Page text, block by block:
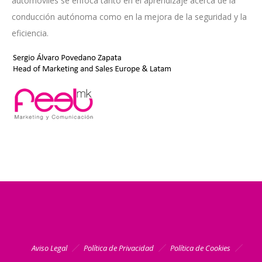
conducción autónoma como en la mejora de la seguridad y la
eficiencia.
Aviso Legal Política de Privacidad
Política de Cookies